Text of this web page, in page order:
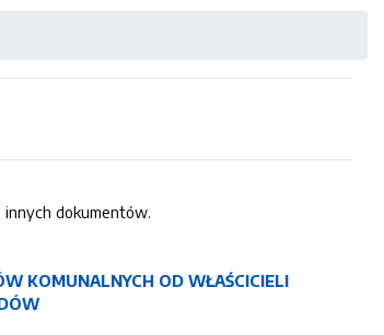
innych dokumentów.
KOMUNALNYCH OD WŁAŚCICIELI